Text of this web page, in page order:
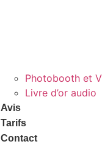
Photobooth et
Livre d’or audio
Avis
Tarifs
Contact